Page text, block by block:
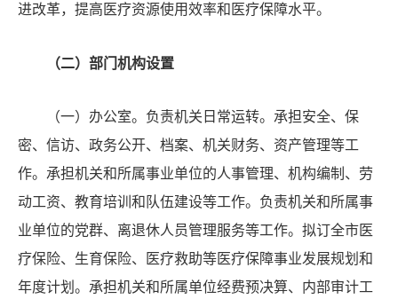
进改革，提高医疗资源使用效率和医疗保障水平。
（二）部门机构设置
（一）办公室。负责机关日常运转。承担安全、保
密、信访、政务公开、档案、机关财务、资产管理等工
作。承担机关和所属事业单位的人事管理、机构编制、劳
动工资、教育培训和队伍建设等工作。负责机关和所属事
业单位的党群、离退休人员管理服务等工作。拟订全市医
疗保险、生育保险、医疗救助等医疗保障事业发展规划和
年度计划。承担机关和所属单位经费预决算、内部审计工